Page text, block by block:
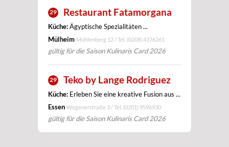
29 Restaurant Fatamorgana
Küche:Ägyptische Spezialitäten ...
Mülheim Mühlenberg 12 / Tel. (0208) 4376261
gültig für die Saison Kulinaris Card 2026
29 Teko by Lange Rodriguez
Küche: Erleben Sie eine kreative Fusion aus ...
Essen Wegenerstraße 3 / Tel. (0201) 9596930
gültig für die Saison Kulinaris Card 2026